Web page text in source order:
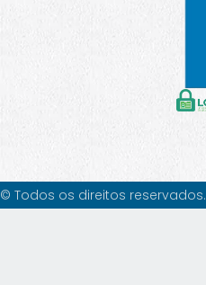
© Todos os direitos reservados.